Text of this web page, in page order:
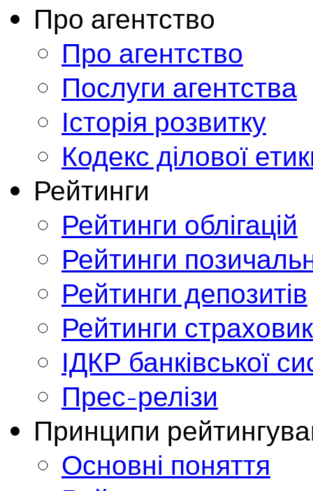
Про агентство
Про агентство
Послуги агентства
Історія розвитку
Кодекс ділової
Рейтинги
Рейтинги облігацій
Рейтинги
Рейтинги депозитів
Рейтинги
ІДКР банківської
Прес-релізи
Принципи
Основні поняття